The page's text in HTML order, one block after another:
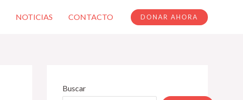
NOTICIAS CONTACTO DONAR AHORA
Buscar